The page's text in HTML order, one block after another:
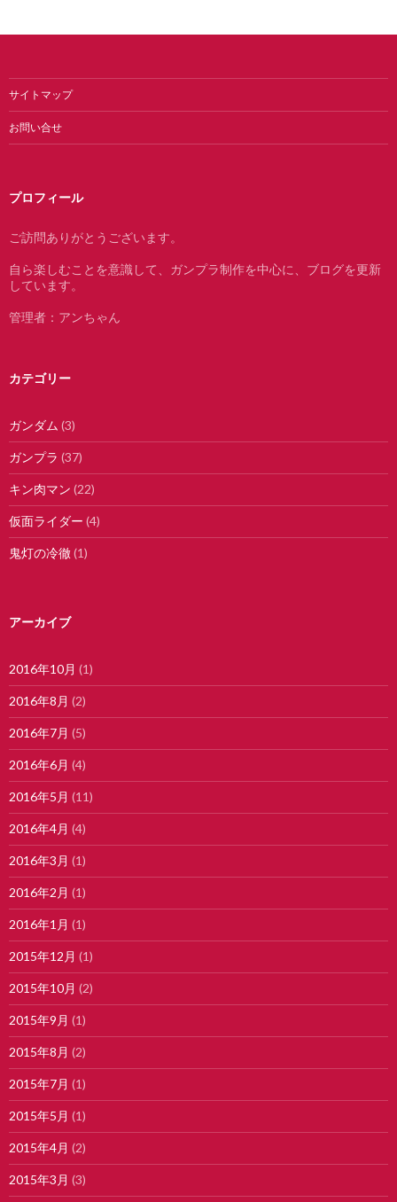
サイトマップ
お問い合せ
プロフィール
ご訪問ありがとうございます。
自ら楽しむことを意識して、ガンプラ制作を中心に、ブログを更新
しています。
管理者：アンちゃん
カテゴリー
ガンダム (3)
ガンプラ (37)
キン肉マン (22)
仮面ライダー (4)
鬼灯の冷徹(1)
アーカイブ
2016年10月 (1)
2016年8月 (2)
2016年7月 (5)
2016年6月 (4)
2016年5月 (11)
2016年4月 (4)
2016年3月 (1)
2016年2月 (1)
2016年1月 (1)
2015年12月 (1)
2015年10月 (2)
2015年9月 (1)
2015年8月 (2)
2015年7月 (1)
2015年5月 (1)
2015年4月 (2)
2015年3月 (3)